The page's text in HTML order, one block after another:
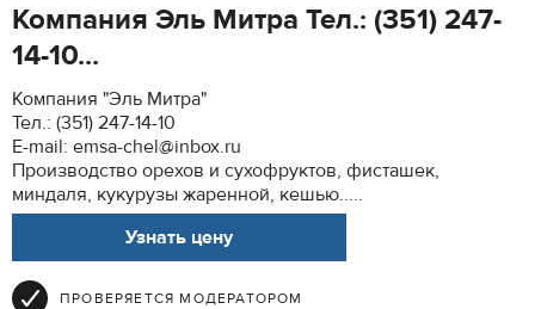
Компания Эль Митра Тел.: (351) 247-
14-10...
Компания "Эль Митра"
Тел.: (351) 247-14-10
E-mail: emsa-chel@inbox.ru
Производство орехов и сухофруктов, фисташек,
миндаля, кукурузы жаренной, кешью.....
Узнать цену
ПРОВЕРЯЕТСЯ МОДЕРАТОРОМ